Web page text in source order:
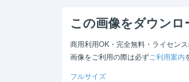
この画像をダウンロ
商用利用OK・完全無料・ライセン
画像をご利用の際は必ずご利用案内
フルサイズ